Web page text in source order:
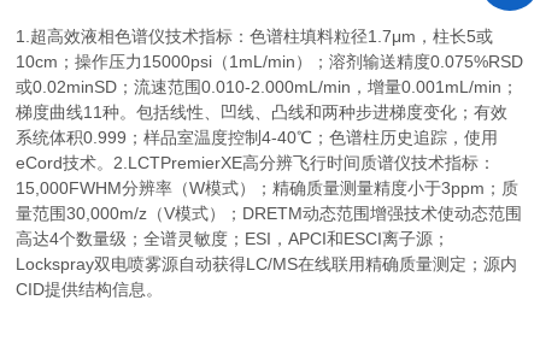
1.超高效液相色谱仪技术指标：色谱柱填料粒径1.7μm，柱长5或
10cm；操作压力15000psi（1mL/min）；溶剂输送精度0.075%RSD
或0.02minSD；流速范围0.010-2.000mL/min，增量0.001mL/min；
梯度曲线11种。包括线性、凹线、凸线和两种步进梯度变化；有效
系统体积0.999；样品室温度控制4-40℃；色谱柱历史追踪，使用
eCord技术。2.LCTPremierXE高分辨飞行时间质谱仪技术指标：
15,000FWHM分辨率（W模式）；精确质量测量精度小于3ppm；质
量范围30,000m/z（V模式）；DRETM动态范围增强技术使动态范围
高达4个数量级；全谱灵敏度；ESI，APCI和ESCI离子源；
Lockspray双电喷雾源自动获得LC/MS在线联用精确质量测定；源内
CID提供结构信息。